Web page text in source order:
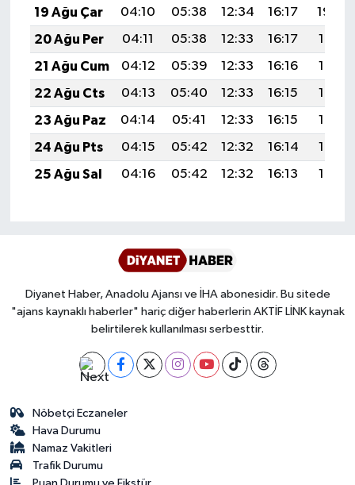
19 Ağu Çar
04:10 05:38 12:34 16:17
19:20
20 Ağu Per
04:11 05:38 12:33 16:17
19:18
21 Ağu Cum
04:12 05:39 12:33 16:16
19:17
22 Ağu Cts
04:13 05:40 12:33 16:15
19:16
23 Ağu Paz
04:14 05:41 12:33 16:15
19:14
24 Ağu Pts
04:15 05:42 12:32 16:14
19:13
25 Ağu Sal
04:16 05:42 12:32 16:13 19:12
Diyanet Haber, Anadolu Ajansı ve İHA abonesidir. Bu sitede
"ajans kaynaklı haberler" hariç diğer haberlerin AKTİF LİNK kaynak
belirtilerek kullanılması serbesttir.
Nöbetçi Eczaneler
Hava Durumu
Namaz Vakitleri
Trafik Durumu
Kahramanmaraş Müftülüğü
Karabük Müftülüğü
Karaman Müftülüğü
Kayseri Müftülüğü
Kilis Müftülüğü
Kırıkkale Müftülüğü
Kırşehir Müftülüğü
Kocaeli Müftülüğü